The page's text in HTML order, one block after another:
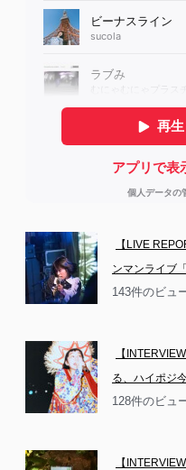
【LIVE
ンマンライブ
143件のビュ
【
る、ハイポジ
128件のビュ
【